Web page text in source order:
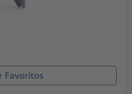
Favoritos